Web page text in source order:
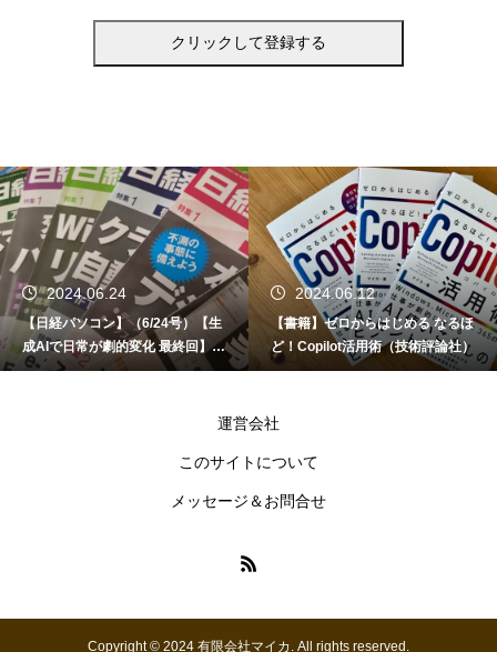
2024.06.24
【日経パソコン】（6/24号）【生
成AIで日常が劇的変化 最終回】 A
I時代のアプリケーション／サービ
2024.06.12
【書籍】ゼロからはじめる なるほ
ど！Copilot活用術（技術評論社）
運営会社
このサイトについて
メッセージ＆お問合せ
Copyright © 2024 有限会社マイカ. All rights reserved.